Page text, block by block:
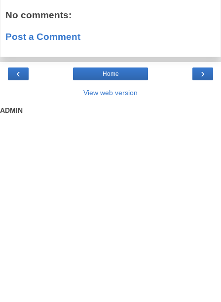
No comments:
Post a Comment
‹ ›
Home
View web version
ADMIN